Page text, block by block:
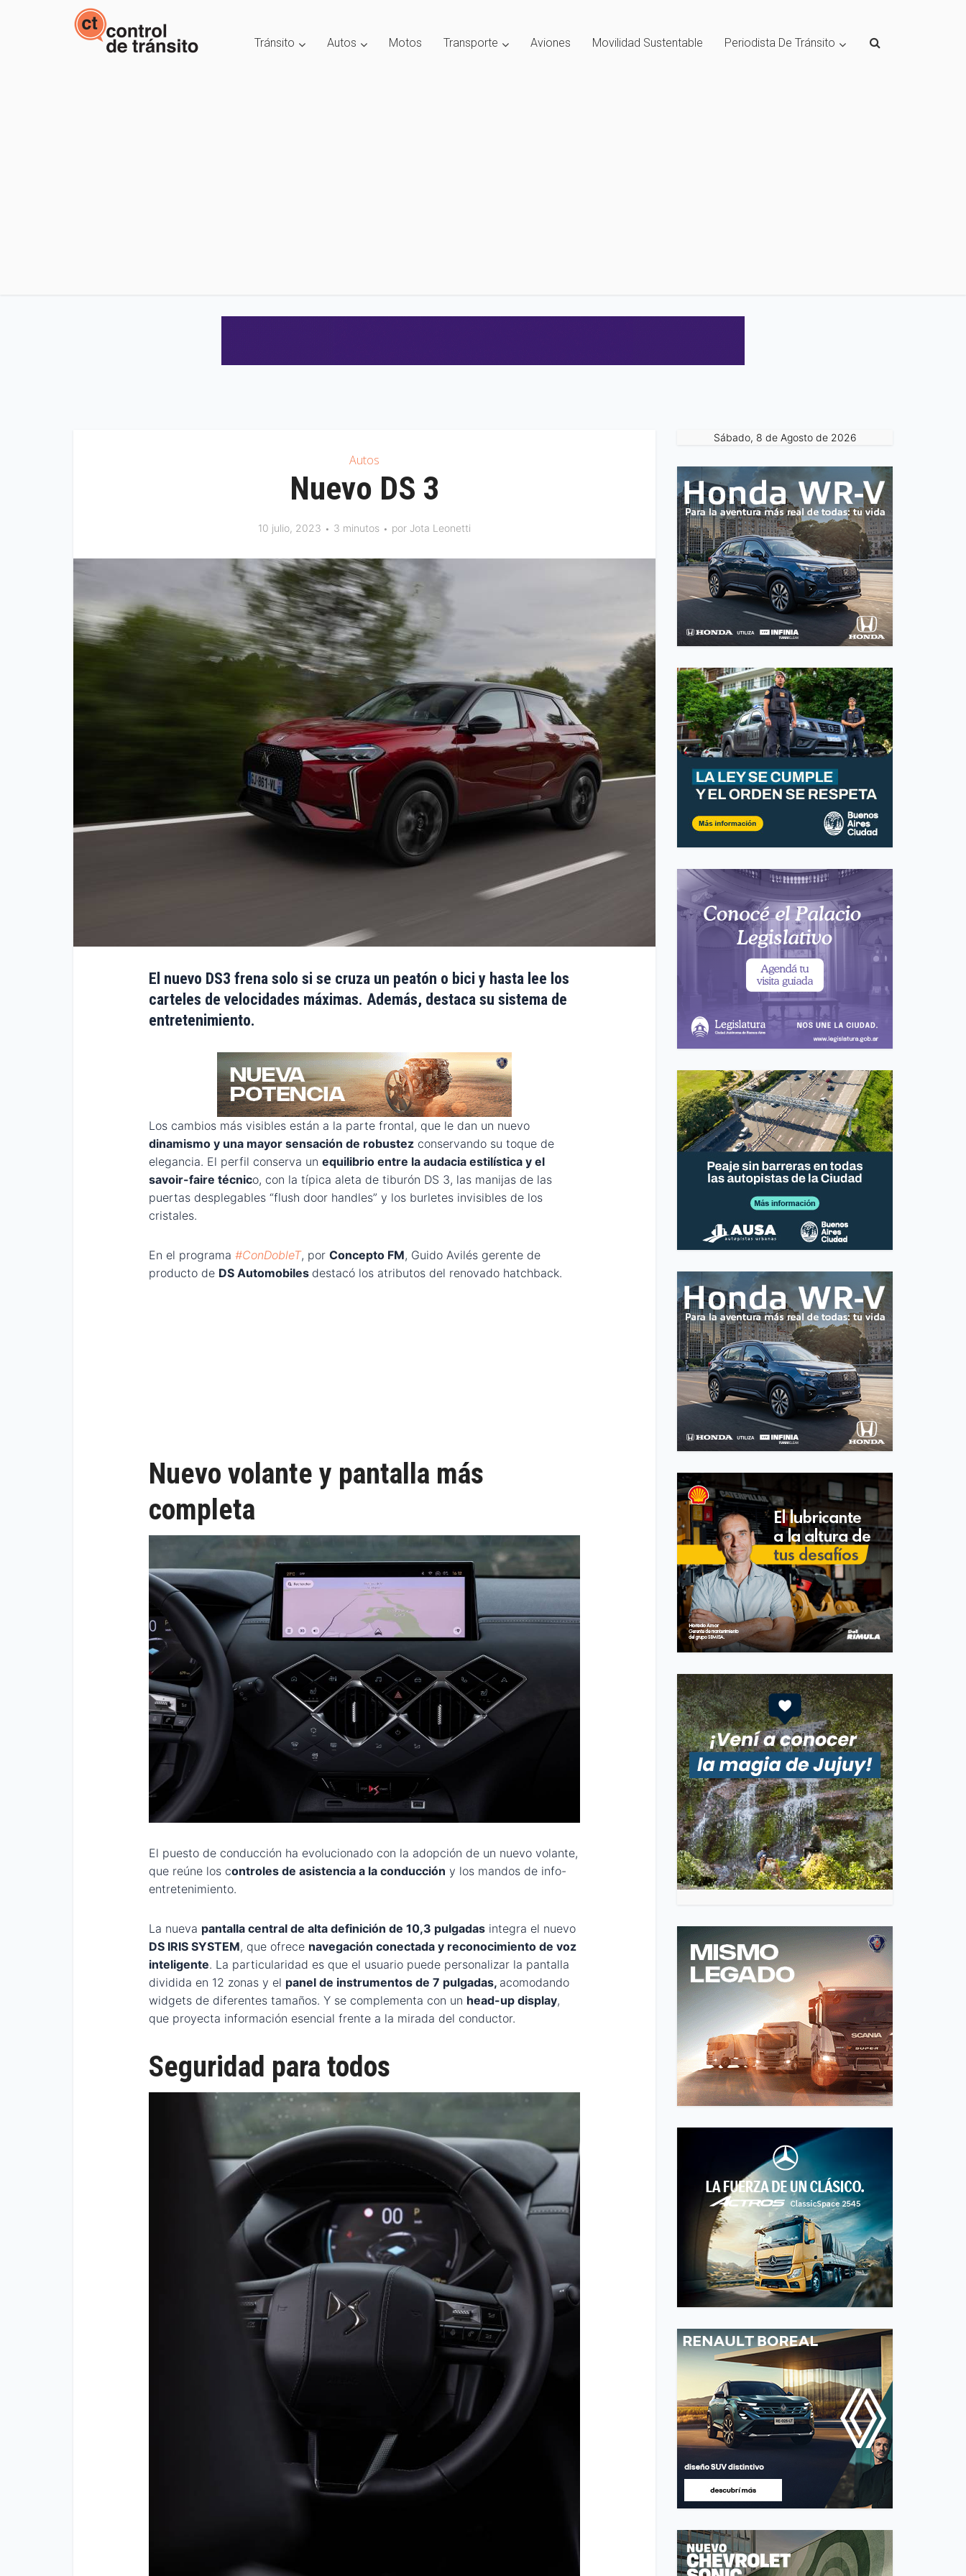
Tránsito Autos Motos Transporte Aviones Movilidad Sustentable Periodista De Tránsito
Autos
Nuevo DS 3
10 julio, 2023 3 minutos por Jota Leonetti
El nuevo DS3 frena solo si se cruza un peatón o bici y hasta lee los
carteles de velocidades máximas. Además, destaca su sistema de
entretenimiento.
Los cambios más visibles están a la parte frontal, que le dan un nuevo
dinamismo y una mayor sensación de robustez conservando su toque de
elegancia. El perfil conserva un equilibrio entre la audacia estilística y el
savoir-faire técnico, con la típica aleta de tiburón DS 3, las manijas de las
puertas desplegables “flush door handles” y los burletes invisibles de los
cristales.
En el programa #ConDobleT, por Concepto FM, Guido Avilés gerente de
producto de DS Automobiles destacó los atributos del renovado hatchback.
Nuevo volante y pantalla más
completa
El puesto de conducción ha evolucionado con la adopción de un nuevo volante,
que reúne los controles de asistencia a la conducción y los mandos de info-
entretenimiento.
La nueva pantalla central de alta definición de 10,3 pulgadas integra el nuevo
DS IRIS SYSTEM, que ofrece navegación conectada y reconocimiento de voz
inteligente. La particularidad es que el usuario puede personalizar la pantalla
dividida en 12 zonas y el panel de instrumentos de 7 pulgadas, acomodando
widgets de diferentes tamaños. Y se complementa con un head-up display,
que proyecta información esencial frente a la mirada del conductor.
Seguridad para todos
Sábado, 8 de Agosto de 2026